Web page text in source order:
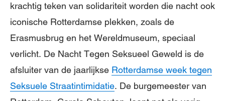
krachtig teken van solidariteit worden die nacht ook
iconische Rotterdamse plekken, zoals de
Erasmusbrug en het Wereldmuseum, speciaal
verlicht. De Nacht Tegen Seksueel Geweld is de
afsluiter van de jaarlijkse Rotterdamse week tegen
Seksuele Straatintimidatie. De burgemeester van